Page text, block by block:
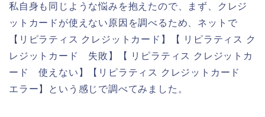
私自身も同じような悩みを抱えたので、まず、クレジ
ットカードが使えない原因を調べるため、ネットで
【リピラティス クレジットカード】【 リピラティス ク
レジットカード 失敗】【 リピラティス クレジットカ
ード 使えない】【リピラティス クレジットカード
エラー】という感じで調べてみました。